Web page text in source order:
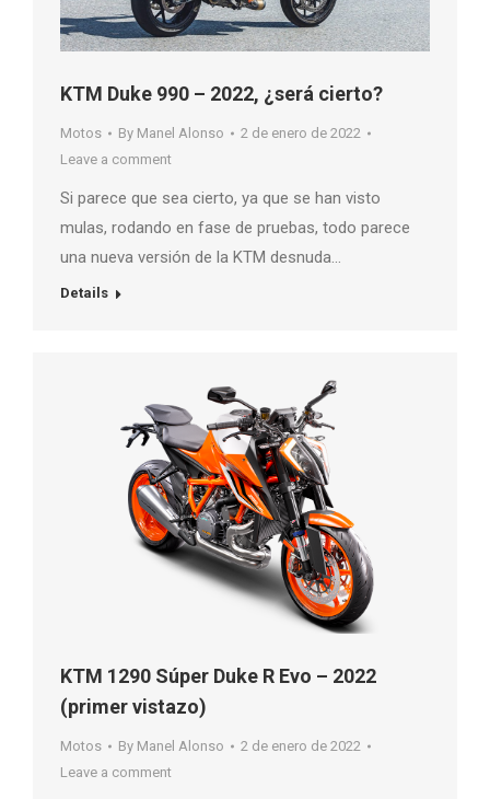
KTM Duke 990 – 2022, ¿será cierto?
Motos By Manel Alonso
2 de enero de 2022
Leave a comment
Si parece que sea cierto, ya que se han visto
mulas, rodando en fase de pruebas, todo parece
una nueva versión de la KTM desnuda…
Details
KTM 1290 Súper Duke R Evo – 2022
(primer vistazo)
Motos By Manel Alonso
2 de enero de 2022
Leave a comment